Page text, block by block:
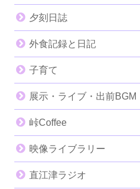
夕刻日誌
外食記録と日記
子育て
展示・ライブ・出前BGM
峠Coffee
映像ライブラリー
直江津ラジオ